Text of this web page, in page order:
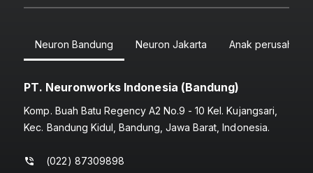
Neuron Bandung Neuron Jakarta Anak perusahaan
PT. Neuronworks Indonesia (Bandung)
Komp. Buah Batu Regency A2 No.9 - 10 Kel. Kujangsari,
Kec. Bandung Kidul, Bandung, Jawa Barat, Indonesia.
(022) 87309898